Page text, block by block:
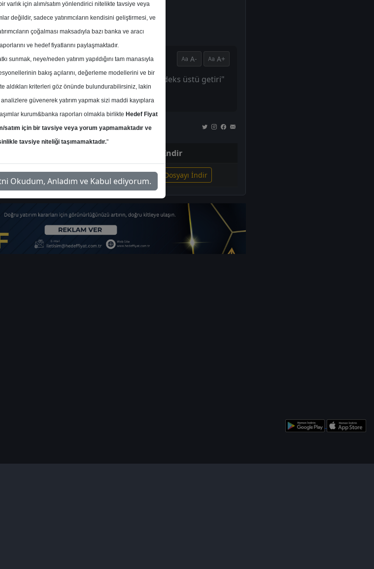
A- A+
için hedef fiyatını 250.78 TL, tavsiyesini "endeks üstü getiri"
İndir
2026 İlgili Dosyayı İndir
varlık için alım/satım yönlendirici nitelikte tavsiye veya
değildir, sadece yatırımcıların kendisini geliştirmesi, ve
çoğalması maksadıyla bazı banka ve aracı
ve hedef fiyatlarını paylaşmaktadır.
sunmak, neye/neden yatırım yapıldığını tam manasıyla
bakış açılarını, değerleme modellerini ve bir
aldıkları kriterleri göz önünde bulundurabilirsiniz, lakin
güvenerek yatırım yapmak sizi maddi kayıplara
kurum&banka raporları olmakla birlikte Hedef Fiyat
satım için bir tavsiye veya yorum yapmamaktadır ve
tavsiye niteliği taşımamaktadır."
Beyan edilen metni Okudum, Anladım ve Kabul ediyorum.